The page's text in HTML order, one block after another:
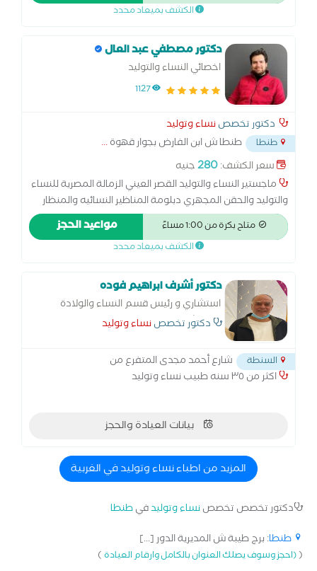
الكشف بميعاد محدد
دكتور مصطفي عبد العال
اخصائي النساء والتوليد
1127
دكتور تخصصنساء وتوليد
طنطا طنطا ش ابن الفارض بجوار قهوة...
سعر الكشف:280جنيه
ماجستير النساء والتوليد القصر العيني الزمالة المصرية للنساء
والتوليد والحقن المجهري دبلومة المناظير النسائيه والمنظار
الرحمي جامعة عين شمس
متاح بكرة من 1:00 مساءً مواعيد الحجز
الكشف بميعاد محدد
دكتور أشرف ابراهيم فوده
استشاري و رئيس قسم النساء والولادة
بمستشفي السنطة
دكتور تخصصنساء وتوليد
السنطة
شارع أحمد مجدى المتفرع من
اكثر من ٣٥ سنه طبيب نساء وتوليد
بيانات العيادة والحجز
المزيد من اطباء نساء وتوليد في الغربية
دكتور تخصص تخصصنساء وتوليدفيطنطا
طنطا: برج طيبة ش المديرية الدور [...]
((احجز وسوف يصلك العنوان بالكامل وارقام العيادة)